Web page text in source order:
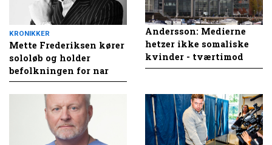
KRONIKKER
Mette Frederiksen kører
sololøb og holder
befolkningen for nar
Andersson: Medierne
hetzer ikke somaliske
kvinder - tværtimod